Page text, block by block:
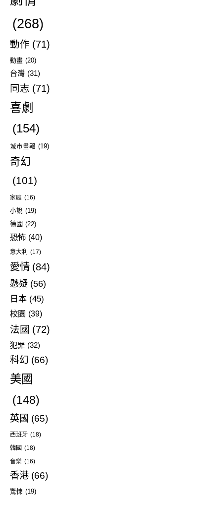
(268)
動作 (71)
動畫 (20)
台灣 (31)
同志 (71)
喜劇
(154)
城市畫報 (19)
奇幻
(101)
家庭 (16)
小說 (19)
德國 (22)
恐怖 (40)
意大利 (17)
愛情 (84)
懸疑 (56)
日本 (45)
校園 (39)
法國 (72)
犯罪 (32)
科幻 (66)
美國
(148)
英國 (65)
西班牙 (18)
韓國 (18)
音樂 (16)
香港 (66)
驚悚 (19)